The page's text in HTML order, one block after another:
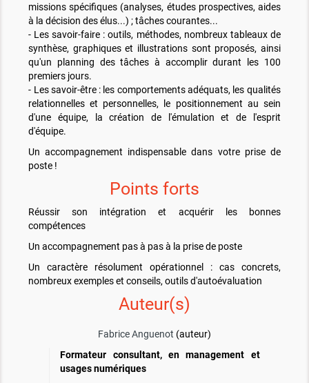
missions spécifiques (analyses, études prospectives, aides
à la décision des élus...) ; tâches courantes...
- Les savoir-faire : outils, méthodes, nombreux tableaux de
synthèse, graphiques et illustrations sont proposés, ainsi
qu'un planning des tâches à accomplir durant les 100
premiers jours.
- Les savoir-être : les comportements adéquats, les qualités
relationnelles et personnelles, le positionnement au sein
d'une équipe, la création de l'émulation et de l'esprit
d'équipe.
Un accompagnement indispensable dans votre prise de
poste !
Points forts
Réussir son intégration et acquérir les bonnes
compétences
Un accompagnement pas à pas à la prise de poste
Un caractère résolument opérationnel : cas concrets,
nombreux exemples et conseils, outils d'autoévaluation
Auteur(s)
Fabrice Anguenot (auteur)
Formateur consultant, en management et
usages numériques